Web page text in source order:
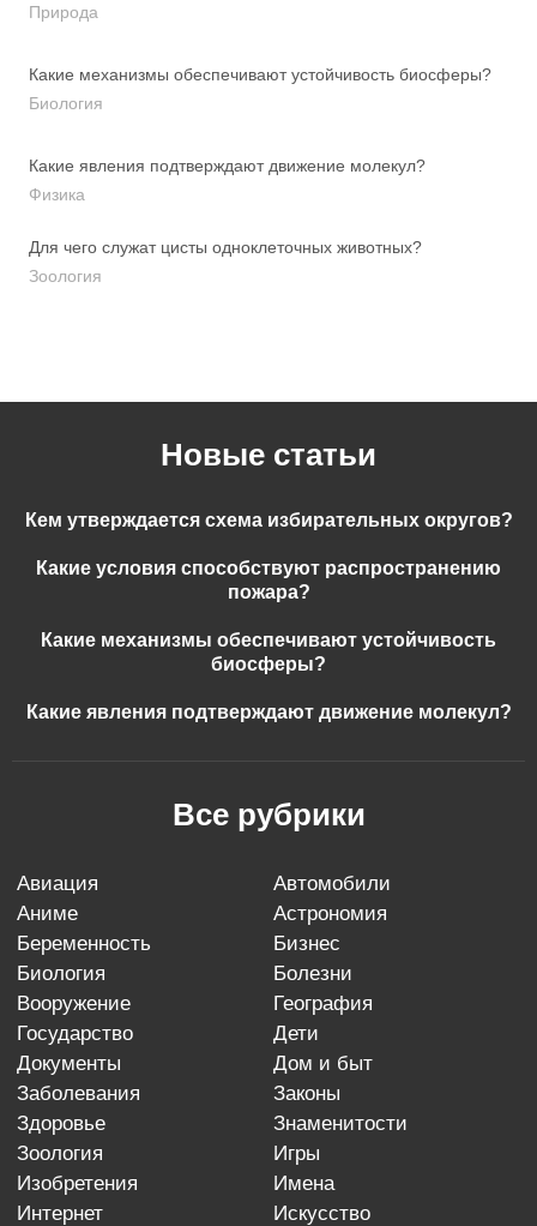
Природа
Какие механизмы обеспечивают устойчивость биосферы?
Биология
Какие явления подтверждают движение молекул?
Физика
Для чего служат цисты одноклеточных животных?
Зоология
Новые статьи
Кем утверждается схема избирательных округов?
Какие условия способствуют распространению
пожара?
Какие механизмы обеспечивают устойчивость
биосферы?
Какие явления подтверждают движение молекул?
Все рубрики
авиация
автомобили
аниме
астрономия
беременность
бизнес
биология
болезни
вооружение
география
государство
дети
документы
дом и быт
заболевания
законы
здоровье
знаменитости
зоология
игры
изобретения
имена
интернет
искусство